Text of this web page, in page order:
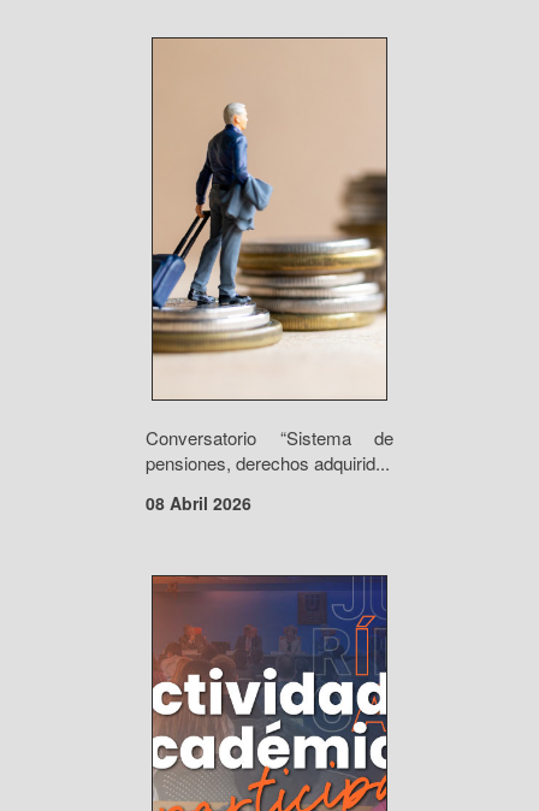
Conversatorio “Sistema de
pensiones, derechos adquirid...
08 Abril 2026